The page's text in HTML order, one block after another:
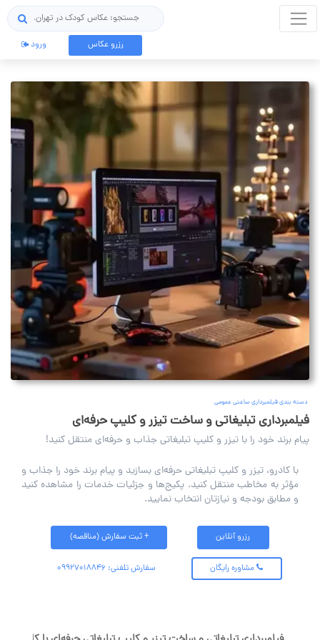
جستجو
رزرو عکاس ورود
دسته بندی فیلمبرداری ساعتی عمومی
فیلمبرداری تبلیغاتی و ساخت تیزر و کلیپ حرفه‌ای
پیام برند خود را با تیزر و کلیپ تبلیغاتی جذاب و حرفه‌ای منتقل کنید!
با کادرو، تیزر و کلیپ تبلیغاتی حرفه‌ای بسازید و پیام برند خود را جذاب و
مؤثر به مخاطب منتقل کنید. پکیج‌ها و جزئیات خدمات را مشاهده کنید
و مطابق بودجه و نیازتان انتخاب نمایید.
رزرو آنلاین + ثبت سفارش (مناقصه)
مشاوره رایگان سفارش تلفنی: 09927018846